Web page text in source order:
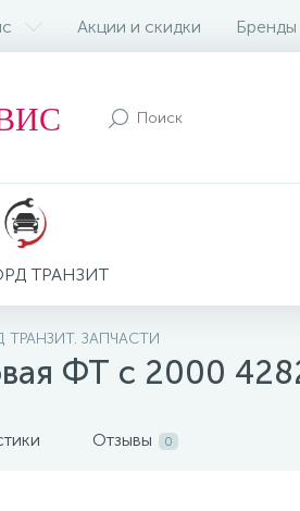
Акции и скидки Бренды
ТРАНЗИТ
ТРАНЗИТ. ЗАПЧАСТИ
ФТ с 2000
Отзывы 0